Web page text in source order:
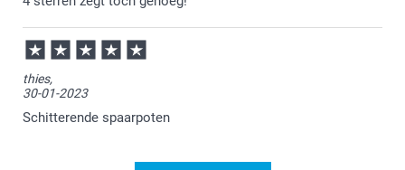
thies,
30-01-2023
Schitterende spaarpoten